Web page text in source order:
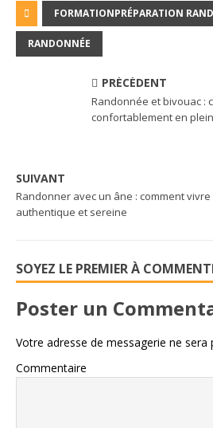
FORMATIONPRÉPARATION
RANDONNÉE
PRÉCÉDENT
Randonnée et bivouac :
confortablement en
SUIVANT
Randonner avec un âne : comment
authentique et sereine
SOYEZ LE PREMIER À
Poster un
Votre adresse de messagerie ne sera
Commentaire